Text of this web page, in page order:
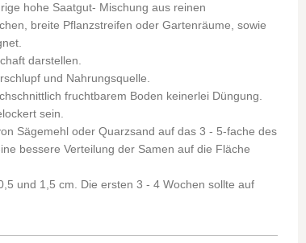
hohe Saatgut- Mischung aus reinen
breite Pflanzstreifen oder Gartenräume, sowie
darstellen.
und Nahrungsquelle.
fruchtbarem Boden keinerlei Düngung.
sein.
Sägemehl oder Quarzsand auf das 3 - 5-fache des
bessere Verteilung der Samen auf die Fläche
und 1,5 cm. Die ersten 3 - 4 Wochen sollte auf